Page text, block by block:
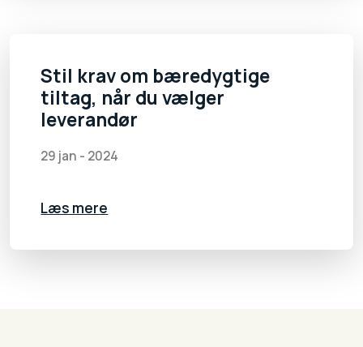
Stil krav om bæredygtige
tiltag, når du vælger
leverandør
29 jan - 2024
Læs mere